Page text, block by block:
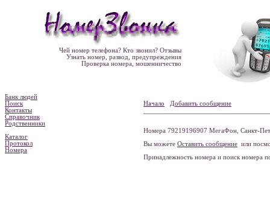
Чей номер телефона? Кто звонил? Отзывы
Узнать номер, развод, предупреждения
Проверка номера, мошенничество
Банк людей
Поиск
Контакты
Справочник
Родственники
Каталог
Протокол
Номера
Начало Добавить сообщение
Номера 79219196907 МегаФон, Санкт-
Вы можете Оставить сообщение или
Принадлежность номера и поиск номера